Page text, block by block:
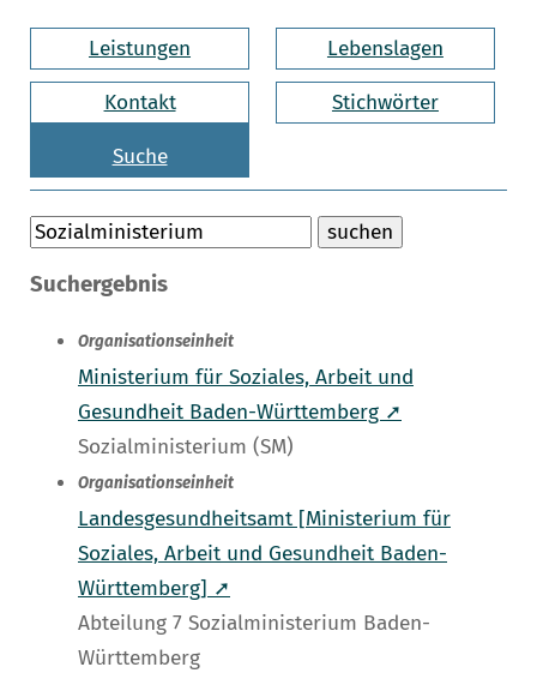
Leistungen Lebenslagen
Kontakt Stichwörter
Suche
Suchergebnis
Organisationseinheit
Ministerium für Soziales, Arbeit und
Gesundheit Baden-Württemberg ➚
Sozialministerium (SM)
Organisationseinheit
Landesgesundheitsamt [Ministerium für
Soziales, Arbeit und Gesundheit Baden-
Württemberg] ➚
Abteilung 7 Sozialministerium Baden-
Württemberg